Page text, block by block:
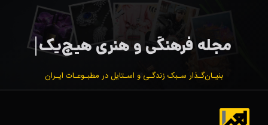
بنیـان‌گـذار سـبک زندگـی و اسـتایل در مطبـوعـات ایـران